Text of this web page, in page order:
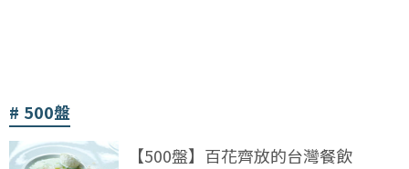
500盤
【500盤】百花齊放的台灣餐飲